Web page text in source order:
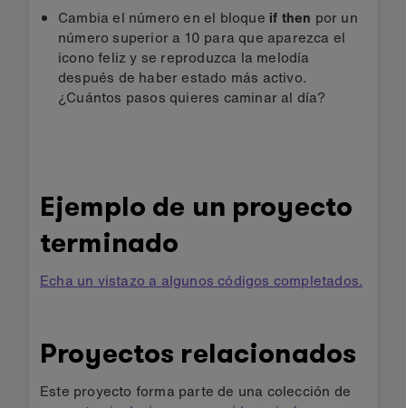
Cambia el número en el bloque if then por un
número superior a 10 para que aparezca el
icono feliz y se reproduzca la melodía
después de haber estado más activo.
¿Cuántos pasos quieres caminar al día?
Ejemplo de un proyecto
terminado
Echa un vistazo a algunos códigos completados.
Proyectos relacionados
Este proyecto forma parte de una colección de